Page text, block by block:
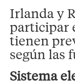
Irlanda y
participar
tienen
según las
Sistema